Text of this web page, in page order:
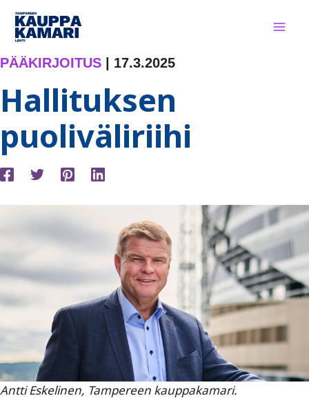
Siirry
sisältöön
PÄÄKIRJOITUS 17.3.2025
Hallituksen
puoliväliriihi
Antti Eskelinen, Tampereen kauppakamari.